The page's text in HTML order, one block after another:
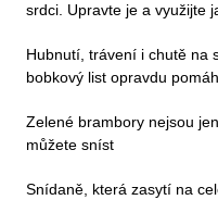
srdci. Upravte je a využijte
Hubnutí, trávení i chutě na
bobkový list opravdu
Zelené brambory nejsou
můžete sníst
Snídaně, která zasytí na